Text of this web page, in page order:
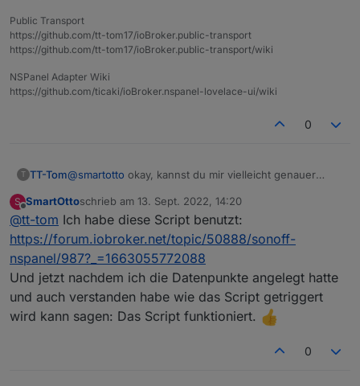
Public Transport
https://github.com/tt-tom17/ioBroker.public-transport
https://github.com/tt-tom17/ioBroker.public-transport/wiki
NSPanel Adapter Wiki
https://github.com/ticaki/ioBroker.nspanel-lovelace-ui/wiki
0
T TT-Tom@smartotto okay, kannst du mir vielleicht genauer
hattest du das Script nach den Einstellungen noch
einmal neu gestartet?
S
Offline
SmartOttoschrieb am 13. Sept. 2022, 14:20
zuletzt editiert von
@tt-tom Ich habe diese Script benutzt:
https://forum.iobroker.net/topic/50888/sonoff-
nspanel/987?_=1663055772088
Und jetzt nachdem ich die Datenpunkte angelegt hatte
und auch verstanden habe wie das Script getriggert
wird kann sagen: Das Script funktioniert.
0